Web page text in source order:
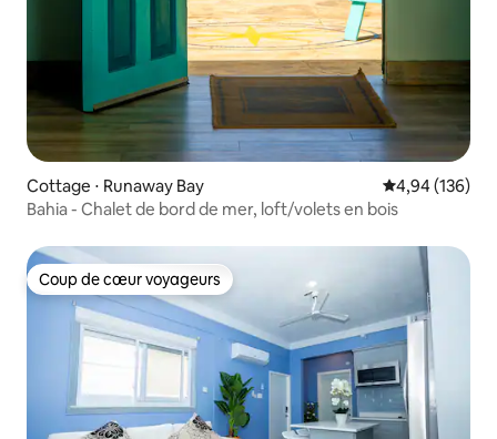
Cottage ⋅ Runaway Bay Évaluation
4,94 (136)
Bahia - Chalet de bord de mer, loft/volets en bois
Coup de cœur voyageurs
Coup de cœur voyageurs